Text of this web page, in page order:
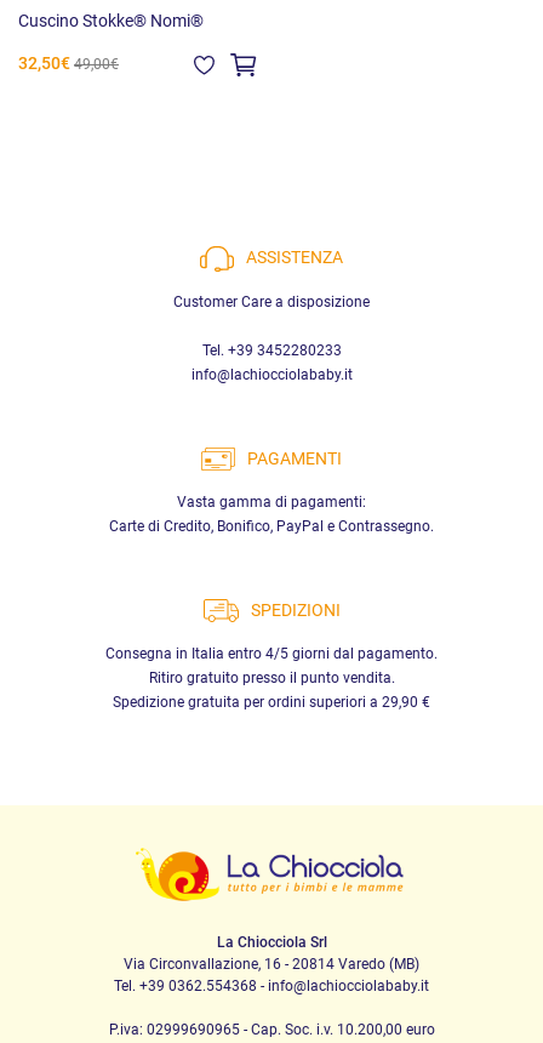
Cuscino Stokke® Nomi®
32,50€ 49,00€
ASSISTENZA
Customer Care a disposizione
Tel. +39 3452280233
info@lachiocciolababy.it
PAGAMENTI
Vasta gamma di pagamenti:
Carte di Credito, Bonifico, PayPal e Contrassegno.
SPEDIZIONI
Consegna in Italia entro 4/5 giorni dal pagamento.
Ritiro gratuito presso il punto vendita.
Spedizione gratuita per ordini superiori a 29,90 €
La Chiocciola Srl
Via Circonvallazione, 16 - 20814 Varedo (MB)
Tel. +39 0362.554368 - info@lachiocciolababy.it
P.iva: 02999690965 - Cap. Soc. i.v. 10.200,00 euro